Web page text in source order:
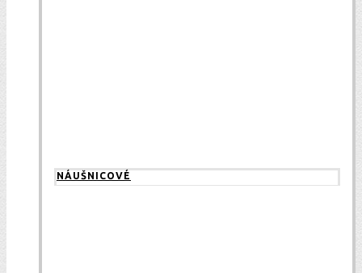
NÁUŠNICOVÉ